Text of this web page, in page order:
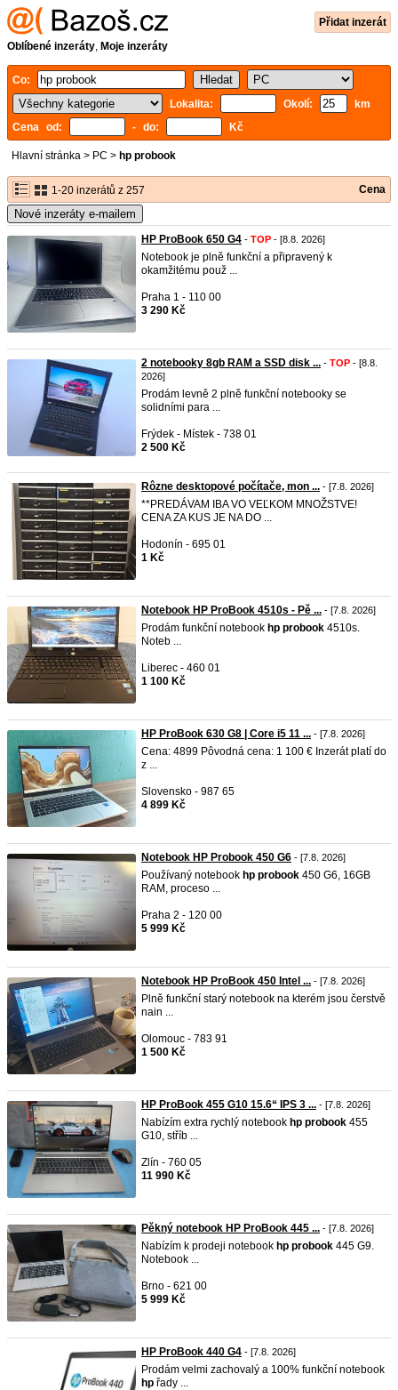
Přidat inzerát
Oblíbené inzeráty, Moje inzeráty
Co:
Lokalita:
Okolí:
km
Cena od:
- do: Kč
Hlavní stránka > PC > hp probook
1-20 inzerátů z 257 Cena
Nové inzeráty e-mailem
HP ProBook 650 G4 - TOP - [8.8. 2026]
Notebook je plně funkční a připravený k
okamžitému použ ...
Praha 1 - 110 00
3 290 Kč
2 notebooky 8gb RAM a SSD disk ... - TOP - [8.8.
2026]
Prodám levně 2 plně funkční notebooky se
solidními para ...
Frýdek - Místek - 738 01
2 500 Kč
Rôzne desktopové počítače, mon ... - [7.8. 2026]
**PREDÁVAM IBA VO VEĽKOM MNOŽSTVE!
CENA ZA KUS JE NA DO ...
Hodonín - 695 01
1 Kč
Notebook HP ProBook 4510s - Pě ... - [7.8. 2026]
Prodám funkční notebook hp probook 4510s.
Noteb ...
Liberec - 460 01
1 100 Kč
HP ProBook 630 G8 | Core i5 11 ... - [7.8. 2026]
Cena: 4899 Pôvodná cena: 1 100 € Inzerát platí do
z ...
Slovensko - 987 65
4 899 Kč
Notebook HP Probook 450 G6 - [7.8. 2026]
Používaný notebook hp probook 450 G6, 16GB
RAM, proceso ...
Praha 2 - 120 00
5 999 Kč
Notebook HP ProBook 450 Intel ... - [7.8. 2026]
Plně funkční starý notebook na kterém jsou čerstvě
nain ...
Olomouc - 783 91
1 500 Kč
HP ProBook 455 G10 15.6“ IPS 3 ... - [7.8. 2026]
Nabízím extra rychlý notebook hp probook 455
G10, stříb ...
Zlín - 760 05
11 990 Kč
Pěkný notebook HP ProBook 445 ... - [7.8. 2026]
Nabízím k prodeji notebook hp probook 445 G9.
Notebook ...
Brno - 621 00
5 999 Kč
HP ProBook 440 G4 - [7.8. 2026]
Prodám velmi zachovalý a 100% funkční notebook
hp řady ...